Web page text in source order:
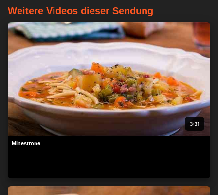
Wir respektieren Ihre Privatsphäre
Wir und unsere 1538 Partner speichern und/oder greifen auf
Informationen wie Cookies auf einem Gerät zu und verarbeiten
personenbezogene Daten wie eindeutige Kennungen und
Standardinformationen, die von einem Gerät für personalisierte
Werbung und Inhalte, Werbung und Inhaltsmessung,
Zielgruppenforschung und Serviceentwicklung gesendet
werden. Mit Ihrer Erlaubnis dürfen wir und unsere 1538 Partner
über Gerätescans genaue Standortdaten und Kenndaten
abfragen. Sie können auf die entsprechende Schaltfläche
klicken, um der o. a. Datenverarbeitung durch uns und unsere
Partner zuzustimmen. Alternativ können Sie auf detailliertere
personenbezogenen Daten ohne Ihre Einwilligung stattfinden
kann, obwohl Sie das Recht haben, einer solchen Verarbeitung
Weitere Videos dieser Sendung
3:31
Minestrone